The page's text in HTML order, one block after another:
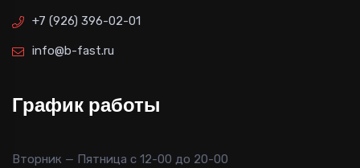
+7 (926) 396-02-01
info@b-fast.ru
График работы
Вторник — Пятница с 12-00 до 20-00